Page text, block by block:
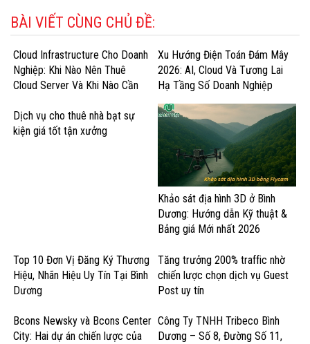
BÀI VIẾT CÙNG CHỦ ĐỀ:
Cloud Infrastructure Cho Doanh
Nghiệp: Khi Nào Nên Thuê
Cloud Server Và Khi Nào Cần
Xu Hướng Điện Toán Đám Mây
2026: AI, Cloud Và Tương Lai
Hạ Tầng Số Doanh Nghiệp
Dịch vụ cho thuê nhà bạt sự
kiện giá tốt tận xưởng
Khảo sát địa hình 3D ở Bình
Dương: Hướng dẫn Kỹ thuật &
Bảng giá Mới nhất 2026
Top 10 Đơn Vị Đăng Ký Thương
Hiệu, Nhãn Hiệu Uy Tín Tại Bình
Dương
Tăng trưởng 200% traffic nhờ
chiến lược chọn dịch vụ Guest
Post uy tín
Bcons Newsky và Bcons Center
City: Hai dự án chiến lược của
Công Ty TNHH Tribeco Bình
Dương – Số 8, Đường Số 11,